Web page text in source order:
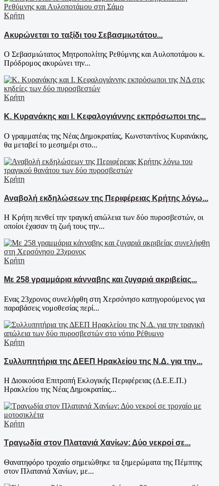
Κρήτη
Ακυρώνεται το ταξίδι του Σεβασμιωτάτου...
Ο Σεβασμιώτατος Μητροπολίτης Ρεθύμνης και Αυλοποτάμου κ.
Πρόδρομος ακυρώνει την...
Κρήτη
Κ. Κυρανάκης και Ι. Κεφαλογιάννης εκπρόσωποι της...
Ο γραμματέας της Νέας Δημοκρατίας, Κωνσταντίνος Κυρανάκης,
θα μεταβεί το μεσημέρι στο...
Κρήτη
Αναβολή εκδηλώσεων της Περιφέρειας Κρήτης λόγω...
Η Κρήτη πενθεί την τραγική απώλεια των δύο πυροσβεστών, οι
οποίοι έχασαν τη ζωή τους την...
Κρήτη
Με 258 γραμμάρια κάνναβης και ζυγαριά ακριβείας...
Ενας 23χρονος συνελήφθη στη Χερσόνησο κατηγορούμενος για
παραβάσεις νομοθεσίας περί...
Κρήτη
Συλλυπητήρια της ΔΕΕΠ Ηρακλείου της Ν.Δ. για την...
Η Διοικούσα Επιτροπή Εκλογικής Περιφέρειας (Δ.Ε.Ε.Π.)
Ηρακλείου της Νέας Δημοκρατίας...
Κρήτη
Τραγωδία στον Πλατανιά Χανίων: Δύο νεκροί σε...
Θανατηφόρο τροχαίο σημειώθηκε τα ξημερώματα της Πέμπτης
στον Πλατανιά Χανίων, με...